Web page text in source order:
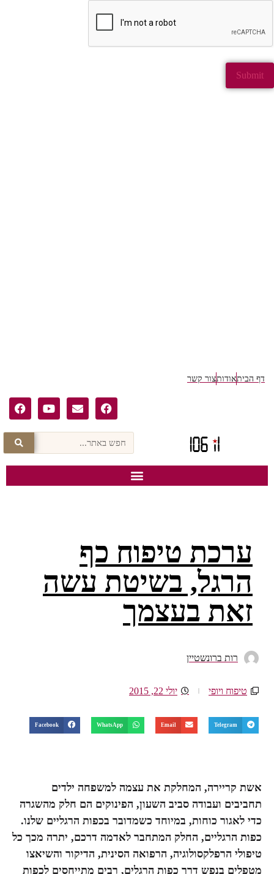
הביתאודותצור קשר
ערכת טיפוח כף
הרגל, בשיטת עשה
זאת בעצמך
רות ברונשטיין
טיפוח ויופי יולי 22, 2015
Telegram
Email
WhatsApp
Facebook
אשת קריירה, המחלקת את עצמה למשפחה ילדים
תחביבים ועבודה סביב השעון, הפינוקים הם חלק מהשגרה
כדי לאגור כוחות, במיוחד כשמדובר בכפות הרגליים שלנו.
כפות הרגליים, החלק המתחבר לאדמה דרכם, יתרה מכך כל
טיפולי הרפלקסולוגיה, הרפואה הסינית, הדיקור והשיאצו
מטפלים בנפש דרך כפות הרגלים, רבים מתייחסים לכפות